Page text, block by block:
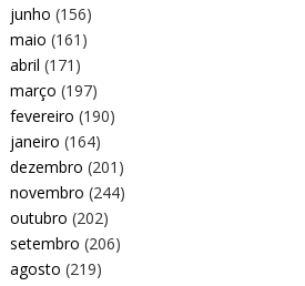
junho (156)
maio (161)
abril (171)
março (197)
fevereiro (190)
janeiro (164)
dezembro (201)
novembro (244)
outubro (202)
setembro (206)
agosto (219)